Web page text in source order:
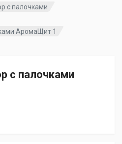
с палочками
АромаЩит 1
с палочками